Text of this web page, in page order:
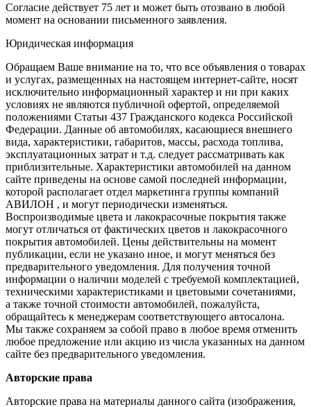
Согласие действует 75 лет и может быть отозвано в любой
момент на основании письменного заявления.
Юридическая информация
Обращаем Ваше внимание на то, что все объявления о товарах
и услугах, размещенных на настоящем интернет-сайте, носят
исключительно информационный характер и ни при каких
условиях не являются публичной офертой, определяемой
положениями Статьи 437 Гражданского кодекса Российской
Федерации. Данные об автомобилях, касающиеся внешнего
вида, характеристики, габаритов, массы, расхода топлива,
эксплуатационных затрат и т.д. следует рассматривать как
приблизительные. Характеристики автомобилей на данном
сайте приведены на основе самой последней информации,
которой располагает отдел маркетинга группы компаний
АВИЛОН , и могут периодически изменяться.
Воспроизводимые цвета и лакокрасочные покрытия также
могут отличаться от фактических цветов и лакокрасочного
покрытия автомобилей. Цены действительны на момент
публикации, если не указано иное, и могут меняться без
предварительного уведомления. Для получения точной
информации о наличии моделей с требуемой комплектацией,
техническими характеристиками и цветовыми сочетаниями,
а также точной стоимости автомобилей, пожалуйста,
обращайтесь к менеджерам соответствующего автосалона.
Мы также сохраняем за собой право в любое время отменить
любое предложение или акцию из числа указанных на данном
сайте без предварительного уведомления.
Авторские права
Авторские права на материалы данного сайта (изображения,